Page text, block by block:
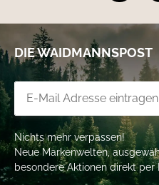
DIE WAIDMANNSPOST
Nichts mehr verpassen!
Neue Markenwelten,
besondere Aktionen direkt per